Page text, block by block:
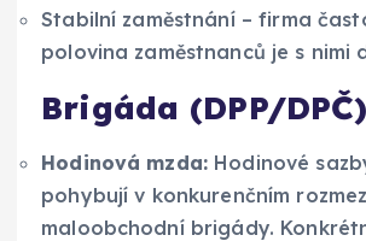
Stabilní zaměstnání – firma
polovina zaměstnanců je s nimi
Brigáda (DPP/DPČ)
Hodinová mzda: Hodinové
pohybují v konkurenčním
maloobchodní brigády.